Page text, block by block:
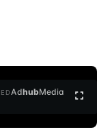
AdhubMedia